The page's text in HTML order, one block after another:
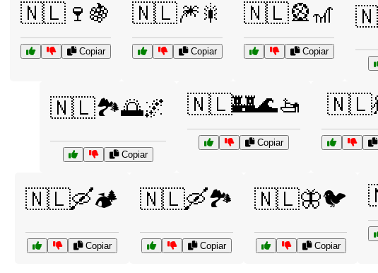
🇳🇱🍷🍇
Copiar
🇳🇱🎆🎇
Copiar
🇳🇱🎡🎢
Copiar
🇳🇱🏞️🌅🌌
Copiar
🇳🇱🏰🌊🚤
Copiar
🇳🇱🛶🏕️
Copiar
🇳🇱🛶🏞️
Copiar
🇳🇱🦋🐦
Copiar